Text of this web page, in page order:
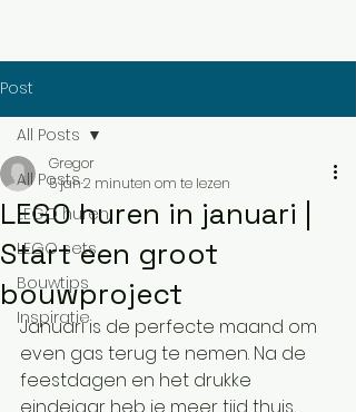
Post
All Posts
LEGO huren
LEGO sets
Bouwtips
Inspiratie
All Posts
LEGO huren in januari |
Start een groot
bouwproject
Gregor
5 jan2 minuten om te lezen
Januari is de perfecte maand om
even gas terug te nemen. Na de
feestdagen en het drukke
eindejaar heb je meer tijd thuis,